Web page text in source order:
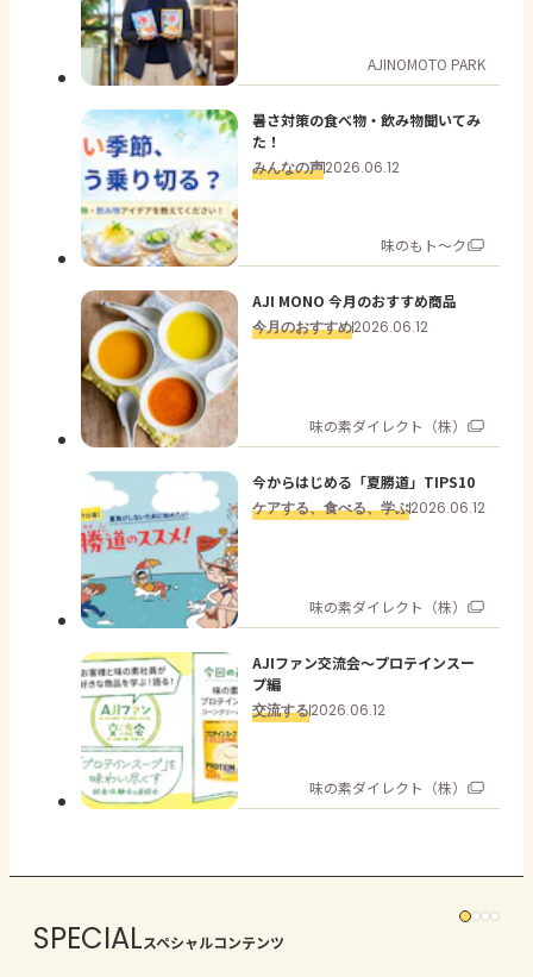
AJINOMOTO PARK
暑さ対策の食べ物・飲み物聞いてみ
た！
みんなの声2026.06.12
味のもト～ク
AJI MONO 今月のおすすめ商品
今月のおすすめ2026.06.12
味の素ダイレクト（株）
今からはじめる「夏勝道」TIPS10
ケアする、食べる、学ぶ2026.06.12
味の素ダイレクト（株）
AJIファン交流会～プロテインスー
プ編
交流する2026.06.12
味の素ダイレクト（株）
SPECIALスペシャルコンテンツ